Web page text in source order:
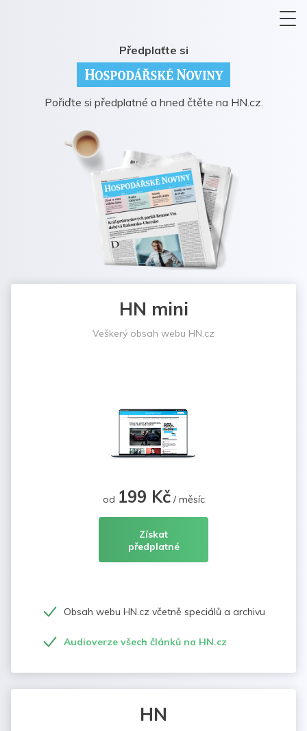
Předplaťte si
Pořiďte si předplatné a hned čtěte na HN.cz.
HN mini
Veškerý obsah webu HN.cz
od 199 Kč/ měsíc
Získat
předplatné
Obsah webu HN.cz včetně speciálů a archivu
Audioverze všech článků na HN.cz
HN